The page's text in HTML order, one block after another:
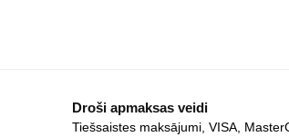
Droši apmaksas veidi
Tiešsaistes maksājumi, VISA,